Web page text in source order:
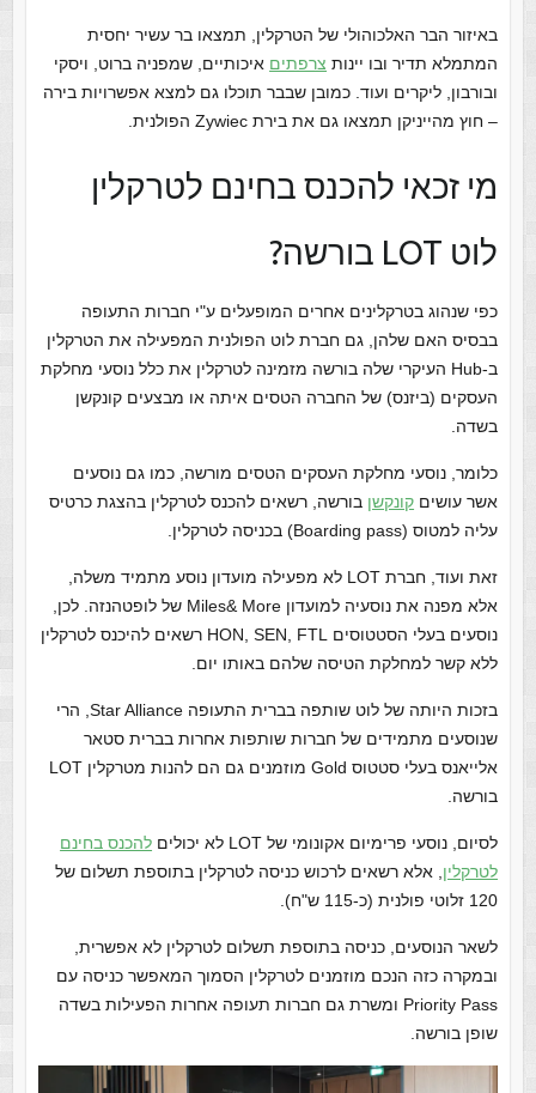
באיזור הבר האלכוהולי של הטרקלין, תמצאו בר עשיר יחסית
המתמלא תדיר ובו יינות צרפתים איכותיים, שמפניה ברוט, ויסקי
ובורבון, ליקרים ועוד. כמובן שבבר תוכלו גם למצא אפשרויות בירה
– חוץ מהייניקן תמצאו גם את בירת Zywiec הפולנית.
מי זכאי להכנס בחינם לטרקלין
לוט LOT בורשה?
כפי שנהוג בטרקלינים אחרים המופעלים ע"י חברות התעופה
בבסיס האם שלהן, גם חברת לוט הפולנית המפעילה את הטרקלין
ב-Hub העיקרי שלה בורשה מזמינה לטרקלין את כלל נוסעי מחלקת
העסקים (ביזנס) של החברה הטסים איתה או מבצעים קונקשן
בשדה.
כלומר, נוסעי מחלקת העסקים הטסים מורשה, כמו גם נוסעים
אשר עושים קונקשן בורשה, רשאים להכנס לטרקלין בהצגת כרטיס
עליה למטוס (Boarding pass) בכניסה לטרקלין.
זאת ועוד, חברת LOT לא מפעילה מועדון נוסע מתמיד משלה,
אלא מפנה את נוסעיה למועדון Miles& More של לופטהנזה. לכן,
נוסעים בעלי הסטטוסים HON, SEN, FTL רשאים להיכנס לטרקלין
ללא קשר למחלקת הטיסה שלהם באותו יום.
בזכות היותה של לוט שותפה בברית התעופה Star Alliance, הרי
שנוסעים מתמידים של חברות שותפות אחרות בברית סטאר
אלייאנס בעלי סטטוס Gold מוזמנים גם הם להנות מטרקלין LOT
בורשה.
לסיום, נוסעי פרימיום אקונומי של LOT לא יכולים
להכנס בחינם
לטרקלין, אלא רשאים לרכוש כניסה לטרקלין בתוספת תשלום של
120 זלוטי פולנית (כ-115 ש"ח).
לשאר הנוסעים, כניסה בתוספת תשלום לטרקלין לא אפשרית,
ובמקרה כזה הנכם מוזמנים לטרקלין הסמוך המאפשר כניסה עם
Priority Pass ומשרת גם חברות תעופה אחרות הפעילות בשדה
שופן בורשה.